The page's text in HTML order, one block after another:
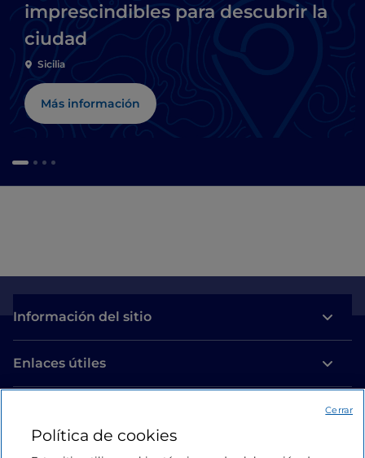
imprescindibles para descubrir la
ciudad
Sicilia
Más información
Información del sitio
Enlaces útiles
Estamos en contacto
Política de cookies
Cerrar